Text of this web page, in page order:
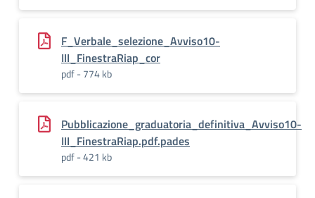
F_Verbale_selezione_Avviso10-
III_FinestraRiap_cor
pdf - 774 kb
Pubblicazione_graduatoria_definitiva_Avviso10-
III_FinestraRiap.pdf.pades
pdf - 421 kb